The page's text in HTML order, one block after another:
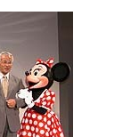
韓国・芸能
ブログ
その他
グルメ
ショッピング